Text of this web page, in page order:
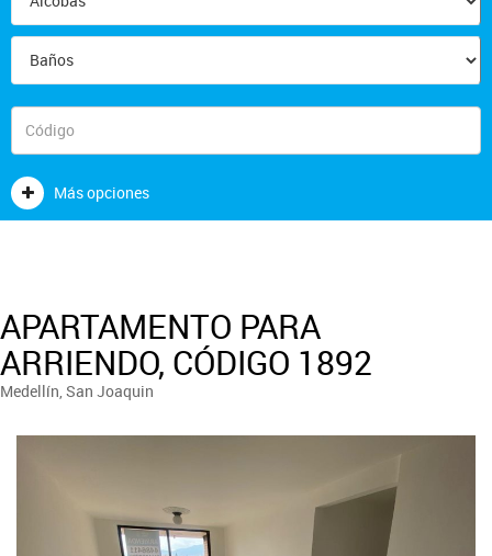
Más opciones
APARTAMENTO PARA
ARRIENDO, CÓDIGO 1892
Medellín, San Joaquin